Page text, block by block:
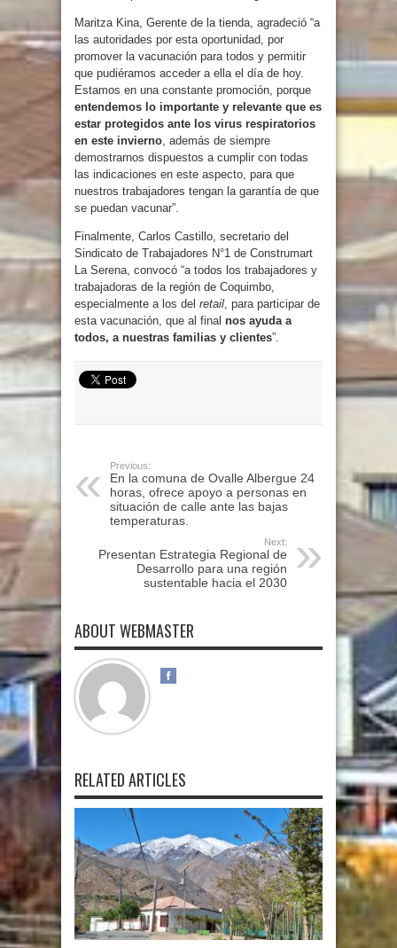
Maritza Kina, Gerente de la tienda, agradeció “a
las autoridades por esta oportunidad, por
promover la vacunación para todos y permitir
que pudiéramos acceder a ella el día de hoy.
Estamos en una constante promoción, porque
entendemos lo importante y relevante que es
estar protegidos ante los virus respiratorios
en este invierno, además de siempre
demostrarnos dispuestos a cumplir con todas
las indicaciones en este aspecto, para que
nuestros trabajadores tengan la garantía de que
se puedan vacunar”.
Finalmente, Carlos Castillo, secretario del
Sindicato de Trabajadores N°1 de Construmart
La Serena, convocó “a todos los trabajadores y
trabajadoras de la región de Coquimbo,
especialmente a los del retail, para participar de
esta vacunación, que al final nos ayuda a
todos, a nuestras familias y clientes”.
Previous:
En la comuna de Ovalle Albergue 24
horas, ofrece apoyo a personas en
situación de calle ante las bajas
temperaturas.
Next:
Presentan Estrategia Regional de
Desarrollo para una región
sustentable hacia el 2030
ABOUT WEBMASTER
RELATED ARTICLES